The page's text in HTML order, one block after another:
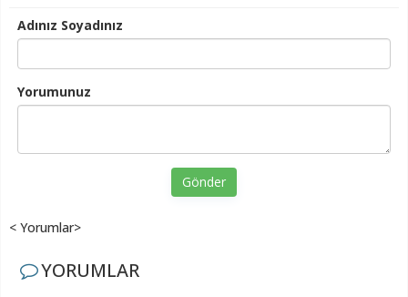
Adınız Soyadınız
Yorumunuz
Gönder
< Yorumlar>
YORUMLAR